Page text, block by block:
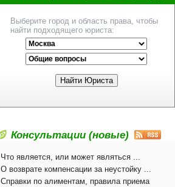
Выберите город и область права, чтобы
найти подходящего юриста:
Консультации (новые)
Что является, или может являться ...
О возврате компенсации за неустойку ...
Справки по алиментам, правила приема